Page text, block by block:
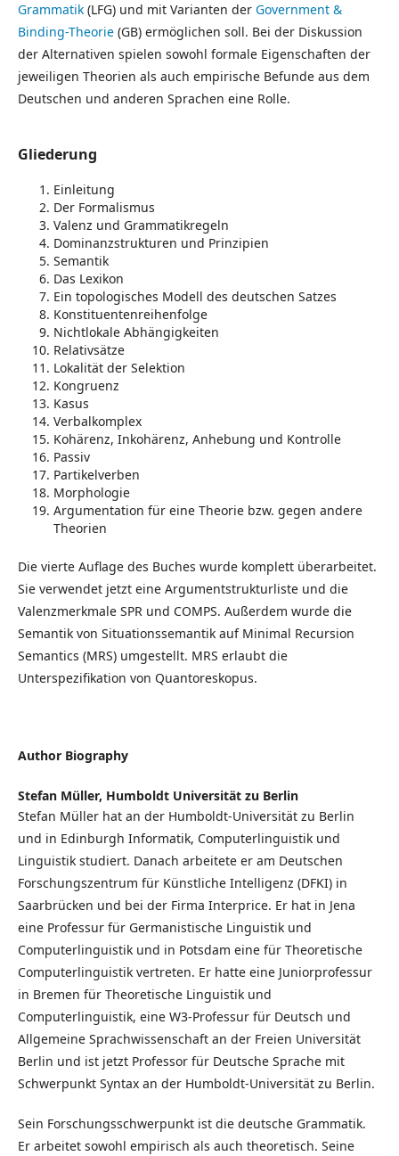
Grammatik (LFG) und mit Varianten der Government &
Binding-Theorie (GB) ermöglichen soll. Bei der Diskussion
der Alternativen spielen sowohl formale Eigenschaften der
jeweiligen Theorien als auch empirische Befunde aus dem
Deutschen und anderen Sprachen eine Rolle.
Gliederung
Einleitung
Der Formalismus
Valenz und Grammatikregeln
Dominanzstrukturen und Prinzipien
Semantik
Das Lexikon
Ein topologisches Modell des deutschen Satzes
Konstituentenreihenfolge
Nichtlokale Abhängigkeiten
Relativsätze
Lokalität der Selektion
Kongruenz
Kasus
Verbalkomplex
Kohärenz, Inkohärenz, Anhebung und Kontrolle
Passiv
Partikelverben
Morphologie
Argumentation für eine Theorie bzw. gegen andere
Theorien
Die vierte Auflage des Buches wurde komplett überarbeitet.
Sie verwendet jetzt eine Argumentstrukturliste und die
Valenzmerkmale SPR und COMPS. Außerdem wurde die
Semantik von Situationssemantik auf Minimal Recursion
Semantics (MRS) umgestellt. MRS erlaubt die
Unterspezifikation von Quantoreskopus.
Author Biography
Stefan Müller, Humboldt Universität zu Berlin
Stefan Müller hat an der Humboldt-Universität zu Berlin
und in Edinburgh Informatik, Computerlinguistik und
Linguistik studiert. Danach arbeitete er am Deutschen
Forschungszentrum für Künstliche Intelligenz (DFKI) in
Saarbrücken und bei der Firma Interprice. Er hat in Jena
eine Professur für Germanistische Linguistik und
Computerlinguistik und in Potsdam eine für Theoretische
Computerlinguistik vertreten. Er hatte eine Juniorprofessur
in Bremen für Theoretische Linguistik und
Computerlinguistik, eine W3-Professur für Deutsch und
Allgemeine Sprachwissenschaft an der Freien Universität
Berlin und ist jetzt Professor für Deutsche Sprache mit
Schwerpunkt Syntax an der Humboldt-Universität zu Berlin.
Sein Forschungsschwerpunkt ist die deutsche Grammatik.
Er arbeitet sowohl empirisch als auch theoretisch. Seine